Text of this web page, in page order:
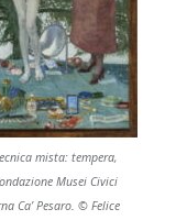
mista: tempera,
Musei Civici
Ca’ Pesaro. © Felice